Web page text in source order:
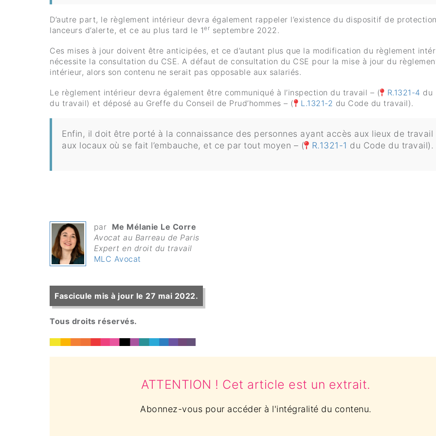
D’autre part, le règlement intérieur devra également rappeler l’existence du dispositif de
lanceurs d’alerte, et ce au plus tard le 1er septembre 2022.
Ces mises à jour doivent être anticipées, et ce d’autant plus que la modification du règlement
nécessite la consultation du CSE. A défaut de consultation du CSE pour la mise à jour du
intérieur, alors son contenu ne serait pas opposable aux salariés.
Le règlement intérieur devra également être communiqué à l’inspection du travail – ( R.1321-4 du
du travail) et déposé au Greffe du Conseil de Prud’hommes – (
L.1321-2 du Code du travail).
Enfin, il doit être porté à la connaissance des personnes ayant accès aux lieux de travail
aux locaux où se fait l’embauche, et ce par tout moyen – (
R.1321-1 du Code du travail).
par Me Mélanie Le Corre
Avocat au Barreau de Paris
Expert en droit du travail
MLC Avocat
Fascicule mis à jour le 27 mai 2022.
Tous droits réservés.
ATTENTION ! Cet article est un extrait.
Abonnez-vous pour accéder à l'intégralité du contenu.